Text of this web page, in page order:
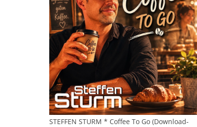
STEFFEN STURM * Coffee To Go (Download-